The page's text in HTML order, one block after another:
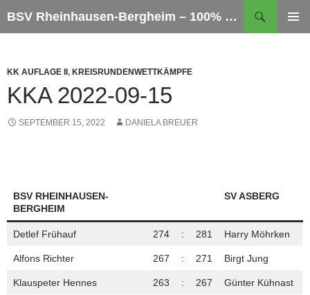
Inhalt
BSV Rheinhausen-Bergheim – 100% Sportschießen
KK AUFLAGE II , KREISRUNDENWETTKÄMPFE
KKA 2022-09-15
SEPTEMBER 15, 2022 DANIELA BREUER
BSV RHEINHAUSEN-
BERGHEIM
SV ASBERG
Detlef Frühauf 274 : 281 Harry Möhrken
Alfons Richter 267 : 271 Birgt Jung
Klauspeter Hennes 263 : 267 Günter Kühnast